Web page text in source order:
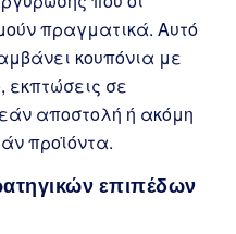
πραγματικά. Αυτό
κουπόνια με
εκπτώσεις σε
αποστολή ή ακόμη
προϊόντα.
επιπέδων